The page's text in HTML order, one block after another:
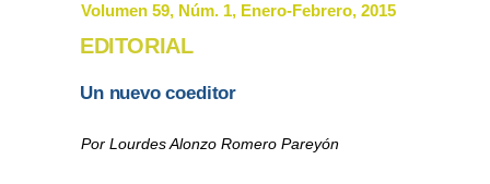
Volumen 59, Núm. 1, Enero-Febrero, 2015
EDITORIAL
Un nuevo coeditor
Por Lourdes Alonzo Romero Pareyón